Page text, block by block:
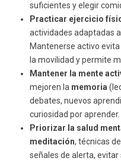
suficientes y elegir
Practicar ejercicio
actividades adaptadas
Mantenerse activo
la movilidad y permite
Mantener la mente
mejoren la memoria
debates, nuevos
curiosidad por aprender.
Priorizar la salud
meditación, técnicas
señales de alerta,